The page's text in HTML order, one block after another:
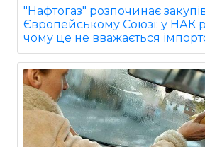
"Нафтогаз" розпочинає
Європейському Союзі: у НАК
чому це не вважається